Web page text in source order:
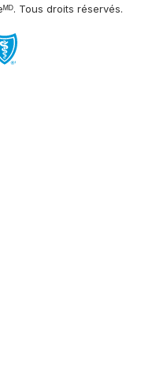
Tous droits réservés.